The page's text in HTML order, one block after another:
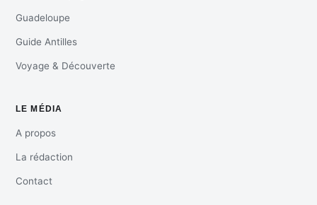
Guadeloupe
Guide Antilles
Voyage & Découverte
LE MÉDIA
A propos
La rédaction
Contact